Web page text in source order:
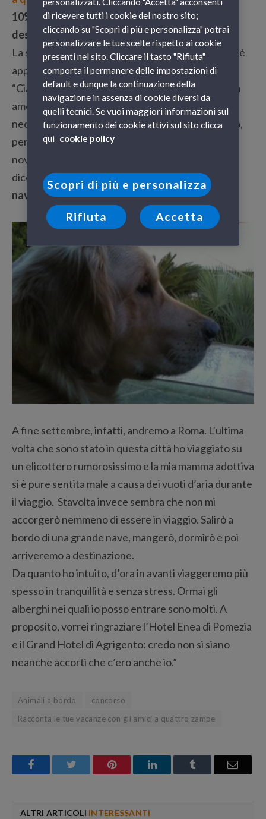
10%
per unbiglietto andata e ritorno verso una
destinazione a scelta.
La signora Giusi ci ha inviato ilsuo racconto
che ci è
apparso molto significativo:
“Ciao, mi chiamoMosè. Vorrei essere sincero, non
amo fare molti chilometri con la macchina, ma per
necessità, in passato ho dovuto farli. L’altro giorno,
però, mi è sembrato di capire che ci fossero delle
novità in arrivo: la mia famiglia adottiva stava
dicendo chefinalmente avremmo viaggiato in
nave
. Che bello! ?
A fine settembre, infatti, andremo a Roma. L’ultima
volta che sono stato in questa città ho viaggiato su
un elicottero rumorosissimo e la mia mamma adottiva
si è pure sentita male a causa dei vuoti d’aria durante
il viaggio. Stavolta invece sembra che non mi
accorgerò nemmeno di essere in viaggio. Salirò a
bordo di una grande nave, mangerò, dormirò e poi
arriveremo a destinazione.
Da quanto ho intuito, d’ora in avanti viaggeremo più
spesso in tranquillità e senza stress. Ormai gli
alberghi nei quali io posso entrare sono molti. A
proposito, vorrei ringraziare l’Hotel Enea di Pomezia
e il Grand Hotel di Agrigento: credo non si siano
neanche accorti che c’ero anche io.”
Animali a bordo
concorso
Racconta le tue vacanze con gli amici a quattro zampe
FacebookTwitter Pinterest LinkedInTumblr Email
ALTRI ARTICOLI INTERESSANTI
di ricevere tutti i cookie del nostro sito;
cliccando su "Scopri di più e personalizza" potrai
personalizzare le tue scelte rispetto ai cookie
presenti nel sito. Cliccare il tasto "Rifiuta"
comporta il permanere delle impostazioni di
default e dunque la continuazione della
navigazione in assenza di cookie diversi da
quelli tecnici. Se vuoi maggiori informazioni sul
funzionamento dei cookie attivi sul sito clicca
qui cookie policy
Scopri di più e personalizza
Rifiuta Accetta